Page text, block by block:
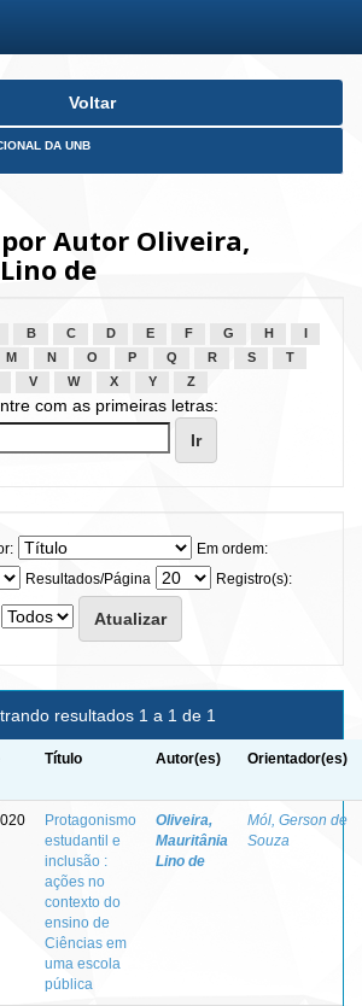
Voltar
DA UNB
Autor Oliveira,
de
B C D E F G H
M N O P Q R S
T
V W X Y Z
com as primeiras letras:
Em ordem:
Resultados/Página
Registro(s):
resultados 1 a 1 de 1
Título Autor(es) Orientador(es)
Protagonismo
estudantil e
inclusão :
ações no
contexto do
ensino de
Ciências em
uma escola
pública
Oliveira,
Mauritânia
Lino de
Mól, Gerson de
Souza